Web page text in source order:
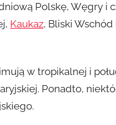
Polskę, Węgry i
Kaukaz, Bliski
w tropikalnej i
Ponadto,